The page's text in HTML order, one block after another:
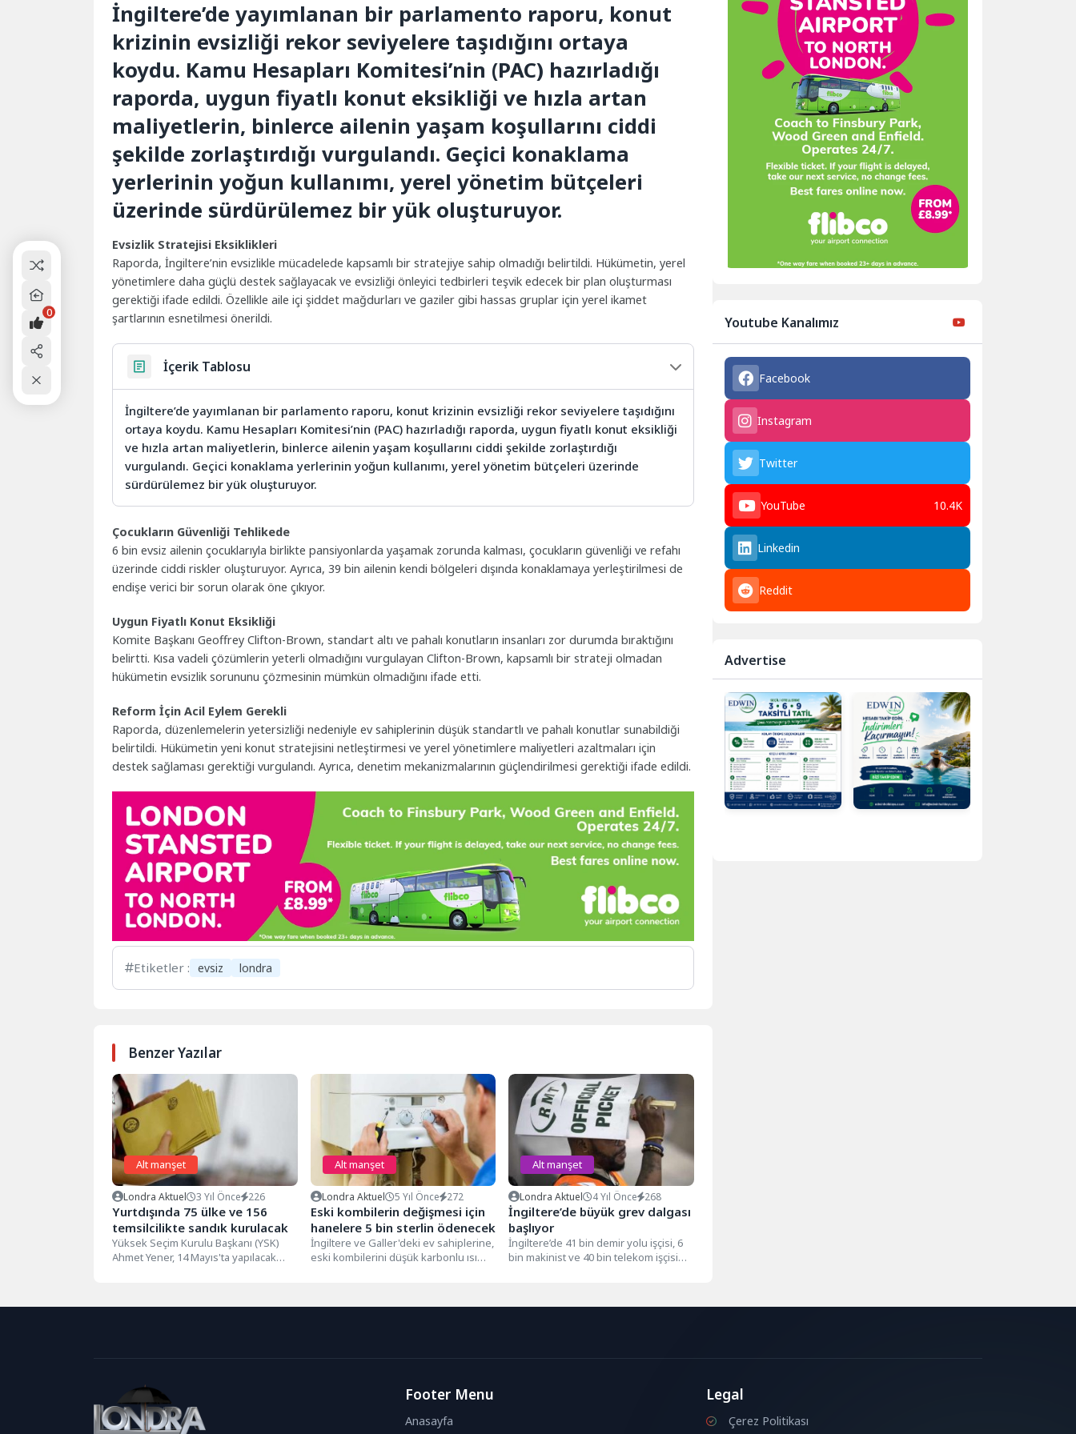
İngiltere’de yayımlanan bir parlamento raporu, konut
krizinin evsizliği rekor seviyelere taşıdığını ortaya
koydu. Kamu Hesapları Komitesi’nin (PAC) hazırladığı
raporda, uygun fiyatlı konut eksikliği ve hızla artan
maliyetlerin, binlerce ailenin yaşam koşullarını ciddi
şekilde zorlaştırdığı vurgulandı. Geçici konaklama
yerlerinin yoğun kullanımı, yerel yönetim bütçeleri
üzerinde sürdürülemez bir yük oluşturuyor.
Evsizlik Stratejisi Eksiklikleri
Raporda, İngiltere’nin evsizlikle mücadelede kapsamlı bir stratejiye sahip olmadığı belirtildi. Hükümetin, yerel
yönetimlere daha güçlü destek sağlayacak ve evsizliği önleyici tedbirleri teşvik edecek bir plan oluşturması
gerektiği ifade edildi. Özellikle aile içi şiddet mağdurları ve gaziler gibi hassas gruplar için yerel ikamet
şartlarının esnetilmesi önerildi.
İçerik Tablosu
İngiltere’de yayımlanan bir parlamento raporu, konut krizinin evsizliği rekor seviyelere taşıdığını
ortaya koydu. Kamu Hesapları Komitesi’nin (PAC) hazırladığı raporda, uygun fiyatlı konut eksikliği
ve hızla artan maliyetlerin, binlerce ailenin yaşam koşullarını ciddi şekilde zorlaştırdığı
vurgulandı. Geçici konaklama yerlerinin yoğun kullanımı, yerel yönetim bütçeleri üzerinde
sürdürülemez bir yük oluşturuyor.
Çocukların Güvenliği Tehlikede
6 bin evsiz ailenin çocuklarıyla birlikte pansiyonlarda yaşamak zorunda kalması, çocukların güvenliği ve refahı
üzerinde ciddi riskler oluşturuyor. Ayrıca, 39 bin ailenin kendi bölgeleri dışında konaklamaya yerleştirilmesi de
endişe verici bir sorun olarak öne çıkıyor.
Uygun Fiyatlı Konut Eksikliği
Komite Başkanı Geoffrey Clifton-Brown, standart altı ve pahalı konutların insanları zor durumda bıraktığını
belirtti. Kısa vadeli çözümlerin yeterli olmadığını vurgulayan Clifton-Brown, kapsamlı bir strateji olmadan
hükümetin evsizlik sorununu çözmesinin mümkün olmadığını ifade etti.
Reform İçin Acil Eylem Gerekli
Raporda, düzenlemelerin yetersizliği nedeniyle ev sahiplerinin düşük standartlı ve pahalı konutlar sunabildiği
belirtildi. Hükümetin yeni konut stratejisini netleştirmesi ve yerel yönetimlere maliyetleri azaltmaları için
destek sağlaması gerektiği vurgulandı. Ayrıca, denetim mekanizmalarının güçlendirilmesi gerektiği ifade edildi.
Etiketler : evsiz londra
Benzer Yazılar
Alt manşet
Londra Aktuel 3 Yıl Önce 226
Yurtdışında 75 ülke ve 156
temsilcilikte sandık kurulacak
Yüksek Seçim Kurulu Başkanı (YSK)
Ahmet Yener, 14 Mayıs'ta yapılacak
Alt manşet
Londra Aktuel 5 Yıl Önce 272
Eski kombilerin değişmesi için
hanelere 5 bin sterlin ödenecek
İngiltere ve Galler'deki ev sahiplerine,
eski kombilerini düşük karbonlu ısı
Alt manşet
Londra Aktuel 4 Yıl Önce 268
İngiltere’de büyük grev dalgası
başlıyor
İngiltere’de 41 bin demir yolu işçisi, 6
bin makinist ve 40 bin telekom işçisi
Youtube Kanalımız
Facebook
Instagram
Twitter
YouTube 10.4K
Linkedin
Reddit
Advertise
Footer Menu
Anasayfa
Legal
Çerez Politikası
0